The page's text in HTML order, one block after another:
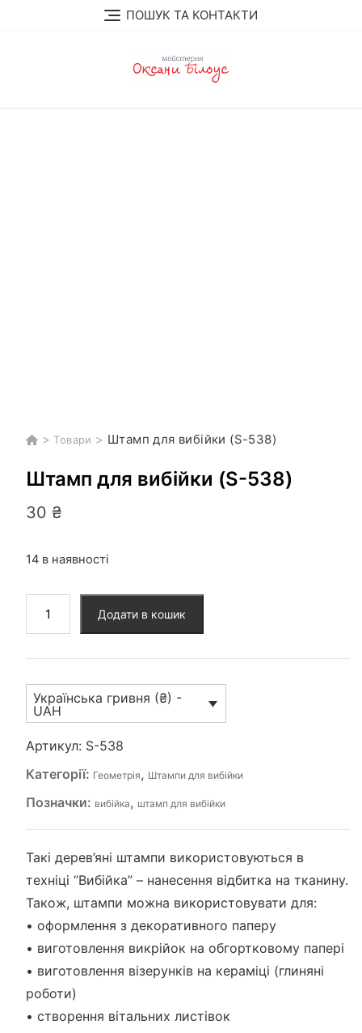
ПОШУК ТА КОНТАКТИ
> Товари > Штамп для вибійки (S-538)
Штамп для вибійки (S-538)
30 ₴
14 в наявності
(S-
кількість
Додати в кошик
Українська гривня (₴) -
UAH
Артикул: S-538
Категорії: Геометрія, Штампи для вибійки
Позначки: вибійка, штамп для вибійки
Такі дерев’яні штампи використовуються в
техніці “Вибійка” – нанесення відбитка на тканину.
Також, штампи можна використовувати для:
• оформлення з декоративного паперу
• виготовлення викрійок на обгортковому папері
• виготовлення візерунків на кераміці (глиняні
роботи)
• створення вітальних листівок